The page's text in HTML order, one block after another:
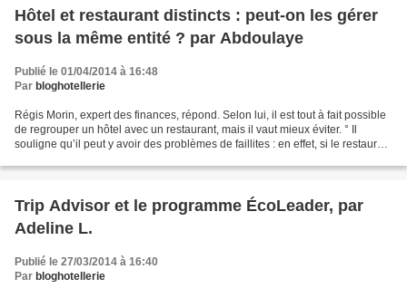
Hôtel et restaurant distincts : peut-on les gérer
sous la même entité ? par Abdoulaye
Publié le 01/04/2014 à 16:48
Par bloghotellerie
Régis Morin, expert des finances, répond. Selon lui, il est tout à fait possible
de regrouper un hôtel avec un restaurant, mais il vaut mieux éviter. ° Il
souligne qu’il peut y avoir des problèmes de faillites : en effet, si le restaurant
Trip Advisor et le programme ÉcoLeader, par
Adeline L.
Publié le 27/03/2014 à 16:40
Par bloghotellerie